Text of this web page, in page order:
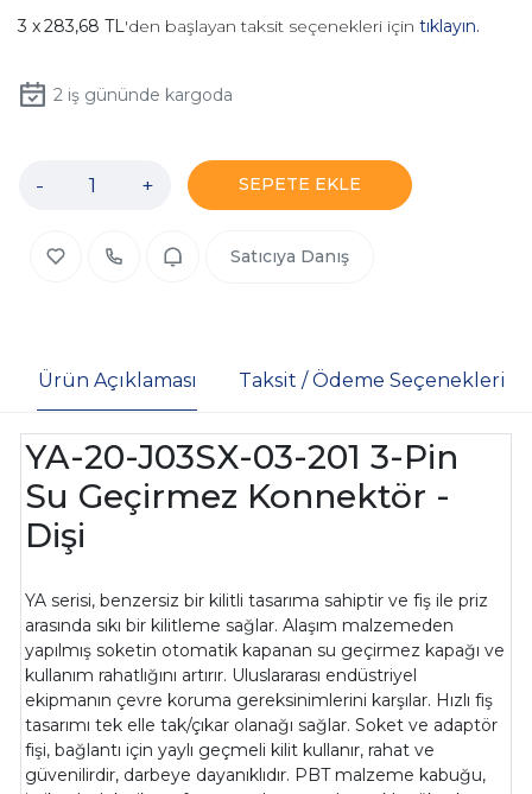
283,68 TL'den başlayan taksit seçenekleri için tıklayın.
2iş gününde kargoda
- + SEPETE EKLE
Satıcıya Danış
Ürün Açıklaması Taksit / Ödeme Seçenekleri
YA-20-J03SX-03-201 3-Pin
Su Geçirmez Konnektör -
Dişi
YA serisi, benzersiz bir kilitli tasarıma sahiptir ve fiş ile priz
arasında sıkı bir kilitleme sağlar. Alaşım malzemeden
yapılmış soketin otomatik kapanan su geçirmez kapağı ve
kullanım rahatlığını artırır. Uluslararası endüstriyel
ekipmanın çevre koruma gereksinimlerini karşılar. Hızlı fiş
tasarımı tek elle tak/çıkar olanağı sağlar. Soket ve adaptör
fişi, bağlantı için yaylı geçmeli kilit kullanır, rahat ve
güvenilirdir, darbeye dayanıklıdır. PBT malzeme kabuğu,